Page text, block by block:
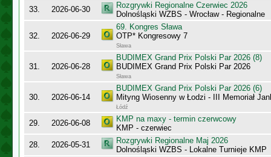
33.
2026-06-30
Rozgrywki Regionalne Czerwiec 2026
Dolnośląski WZBS - Wrocław - Regionalne
32. 2026-06-29
69. Kongres Sława
OTP* Kongresowy 7
Sława
31. 2026-06-28
BUDIMEX Grand Prix Polski Par 2026 (8)
BUDIMEX Grand Prix Polski Par 2026
Sława
30. 2026-06-14
BUDIMEX Grand Prix Polski Par 2026 (6)
Mityng Wiosenny w Łodzi - III Memoriał
Łódź
29. 2026-06-08
KMP na maxy - termin czerwcowy
KMP - czerwiec
28.
2026-05-31
Rozgrywki Regionalne Maj 2026
Dolnośląski WZBS - Lokalne Turnieje KMP